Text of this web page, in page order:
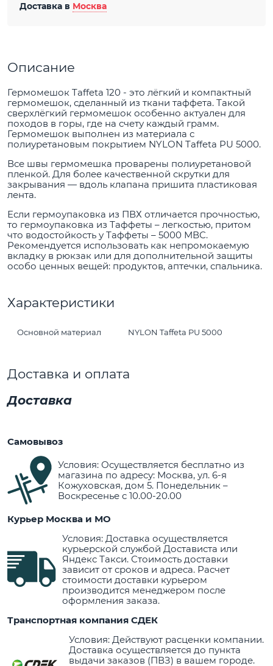
Доставка в Москва
Описание
Гермомешок Taffeta 120 - это лёгкий и компактный
гермомешок, сделанный из ткани таффета. Такой
сверхлёгкий гермомешок особенно актуален для
походов в горы, где на счету каждый грамм.
Гермомешок выполнен из материала с
полиуретановым покрытием NYLON Taffeta PU 5000.
Все швы гермомешка проварены полиуретановой
пленкой. Для более качественной скрутки для
закрывания — вдоль клапана пришита пластиковая
лента.
Если гермоупаковка из ПВХ отличается прочностью,
то гермоупаковка из Таффеты – легкостью, притом
что водостойкость у Таффеты – 5000 МВС.
Рекомендуется использовать как непромокаемую
вкладку в рюкзак или для дополнительной защиты
особо ценных вещей: продуктов, аптечки, спальника.
Характеристики
Основной материал NYLON Taffeta PU 5000
Доставка и оплата
Доставка
Самовывоз
Условия: Осуществляется бесплатно из
магазина по адресу: Москва, ул. 6-я
Кожуховская, дом 5. Понедельник –
Воскресенье с 10.00-20.00
Курьер Москва и МО
Условия: Доставка осуществляется
курьерской службой Достависта или
Яндекс Такси. Стоимость доставки
зависит от сроков и адреса. Расчет
стоимости доставки курьером
производится менеджером после
оформления заказа.
Транспортная компания СДЕК
Условия: Действуют расценки компании.
Доставка осуществляется до пункта
выдачи заказов (ПВЗ) в вашем городе.